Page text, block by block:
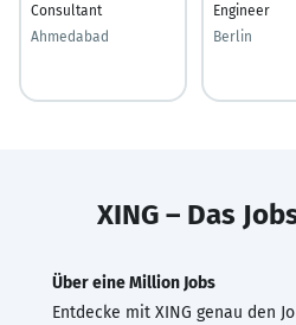
Consultant
Ahmedabad
Engineer
Berlin
XING – Das
Über eine Million Jobs
Entdecke mit XING genau den